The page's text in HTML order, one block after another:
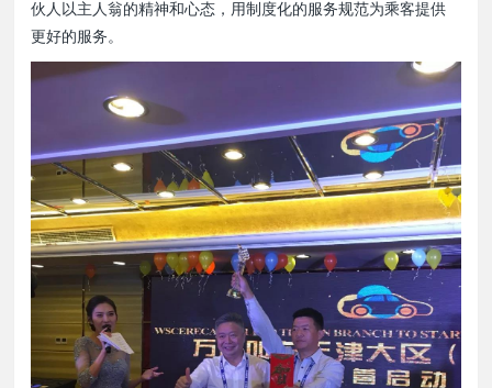
伙人以主人翁的精神和心态，用制度化的服务规范为乘客提供
更好的服务。